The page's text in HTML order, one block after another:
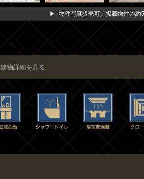
物件写真販売可／掲載物件の
建物詳細を見る